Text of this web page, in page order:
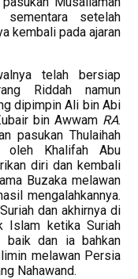
setelah
kembali pada ajaran
telah bersiap
Riddah namun
dipimpin Ali bin Abi
bin Awwam RA.
pasukan Thulaihah
oleh Khalifah Abu
diri dan kembali
Buzaka melawan
mengalahkannya.
dan akhirnya di
Islam ketika Suriah
baik dan ia bahkan
melawan Persia
Nahawand.